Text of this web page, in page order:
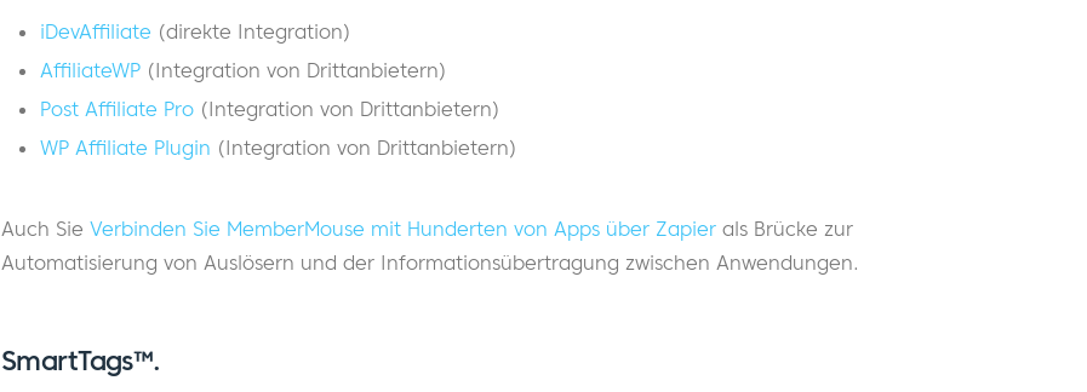
iDevAffiliate (direkte Integration)
AffiliateWP(Integration von Drittanbietern)
Post Affiliate Pro(Integration von Drittanbietern)
WP Affiliate Plugin (Integration von Drittanbietern)
Auch Sie Verbinden Sie MemberMouse mit Hunderten von Apps über Zapierals Brücke zur
Automatisierung von Auslösern und der Informationsübertragung zwischen Anwendungen.
SmartTags™.